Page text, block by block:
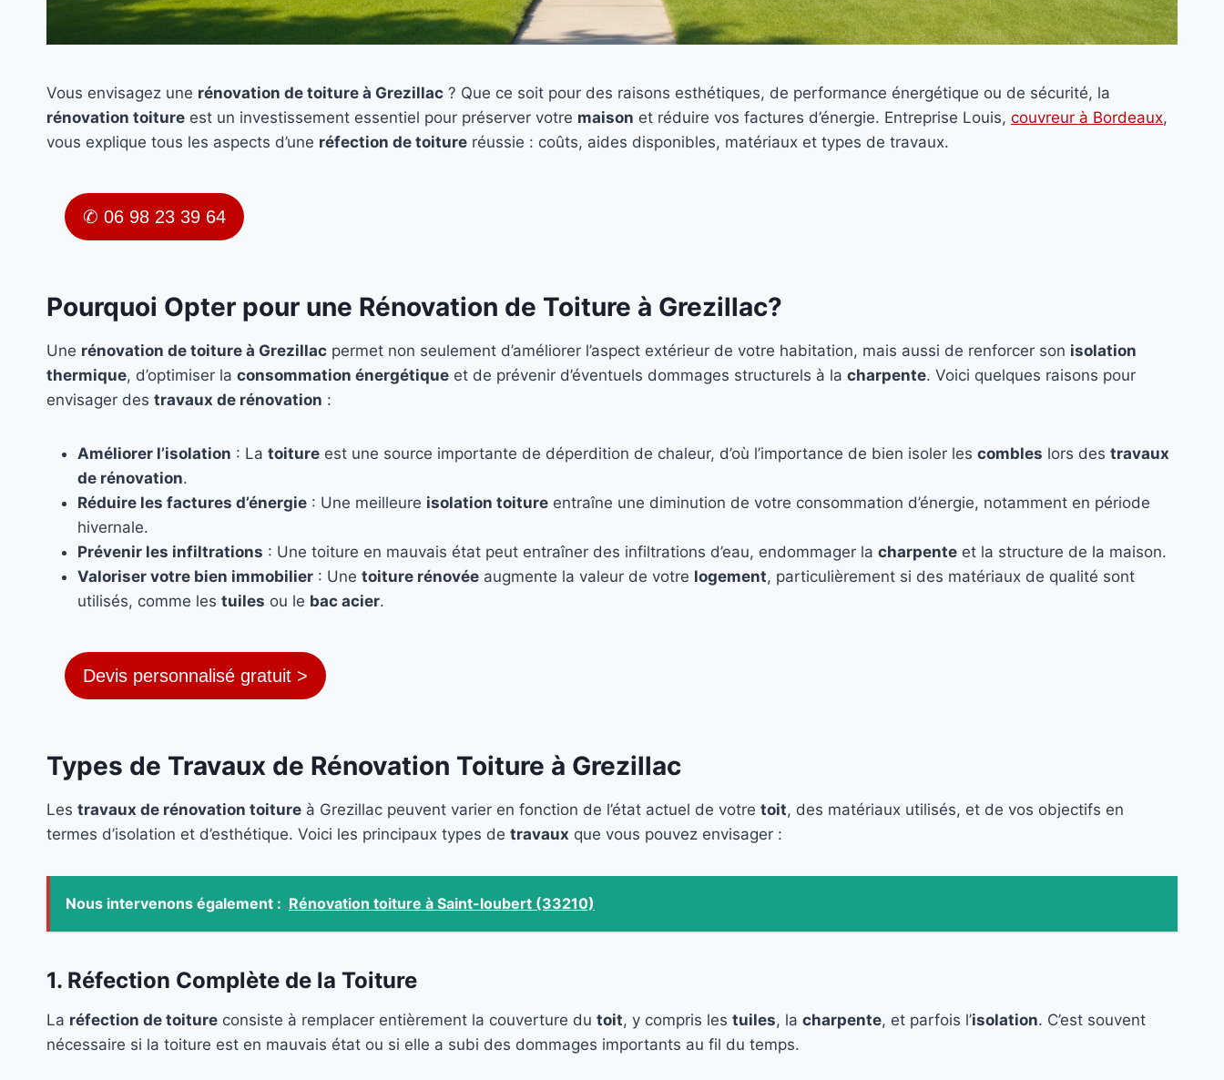
Vous envisagez une rénovation de toiture à Grezillac ? Que ce soit pour des raisons esthétiques, de performance énergétique ou de sécurité, la
rénovation toiture est un investissement essentiel pour préserver votre maison et réduire vos factures d’énergie. Entreprise Louis, couvreur à Bordeaux,
vous explique tous les aspects d’une réfection de toiture réussie : coûts, aides disponibles, matériaux et types de travaux.
✆ 06 98 23 39 64
Pourquoi Opter pour une Rénovation de Toiture à Grezillac?
Une rénovation de toiture à Grezillac permet non seulement d’améliorer l’aspect extérieur de votre habitation, mais aussi de renforcer son isolation
thermique, d’optimiser la consommation énergétique et de prévenir d’éventuels dommages structurels à la charpente. Voici quelques raisons pour
envisager des travaux de rénovation :
Améliorer l’isolation : La toiture est une source importante de déperdition de chaleur, d’où l’importance de bien isoler les combles lors des travaux
de rénovation.
Réduire les factures d’énergie : Une meilleure isolation toiture entraîne une diminution de votre consommation d’énergie, notamment en période
hivernale.
Prévenir les infiltrations : Une toiture en mauvais état peut entraîner des infiltrations d’eau, endommager la charpente et la structure de la maison.
Valoriser votre bien immobilier : Une toiture rénovée augmente la valeur de votre logement, particulièrement si des matériaux de qualité sont
utilisés, comme les tuiles ou le bac acier.
Devis personnalisé gratuit >
Types de Travaux de Rénovation Toiture à Grezillac
Les travaux de rénovation toiture à Grezillac peuvent varier en fonction de l’état actuel de votre toit, des matériaux utilisés, et de vos objectifs en
termes d’isolation et d’esthétique. Voici les principaux types de travaux que vous pouvez envisager :
Nous intervenons également : Rénovation toiture à Saint-loubert (33210)
1. Réfection Complète de la Toiture
La réfection de toiture consiste à remplacer entièrement la couverture du toit, y compris les tuiles, la charpente, et parfois l’isolation. C’est souvent
nécessaire si la toiture est en mauvais état ou si elle a subi des dommages importants au fil du temps.